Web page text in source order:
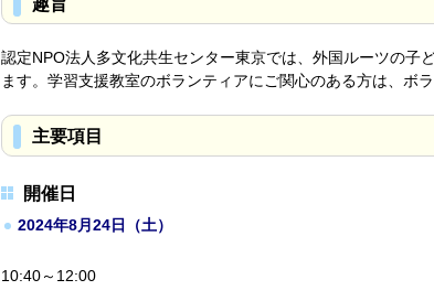
認定NPO法人多文化共生センター東京では、外国ルーツの子
ます。学習支援教室のボランティアにご関心のある方は、ボ
主要項目
開催日
2024年8月24日（土）
10:40～12:00